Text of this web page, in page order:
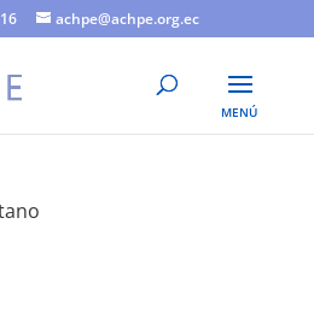
achpe@achpe.org.ec